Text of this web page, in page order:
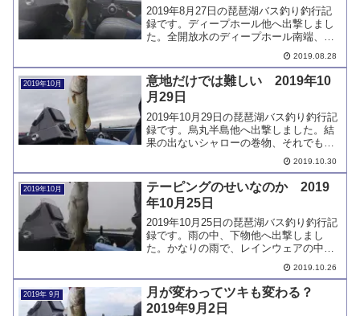
2019年8月27日の琵琶湖バス釣り釣行記
録です。ディープホール他へ出撃しまし
た。全開放水のディープホール南端、と
きどきボイルが起こり魚影が非常に濃い
のは間違いないのですが、船団によるプ
レッシャーも半端なく、簡単には釣れま
せんでした。
2019.08.28
2019年10月
意地だけでは難しい 2019年10
月29日
2019年10月29日の琵琶湖バス釣り釣行記
録です。烏丸半島他へ出撃しました。結
果の出ないシャローの巻物、それでも意
地で釣ろうとやってみましたが、返り討
ちにあいました。今日も釣れたのは赤野
井です。
2019.10.30
2019年10月
テーピングのせいなのか 2019
年10月25日
2019年10月25日の琵琶湖バス釣り釣行記
録です。雨の中、下物他へ出撃しまし
た。かなりの雨で、レインウェアの中ま
で濡れて寒い思いをしました。手首のテ
ーピングを伝って水が浸みたようです
が、ウェアの防水機能も落ちている気が
します。
2019.10.26
2019年 9月
月が変わってツキも変わる？
2019年9月2日